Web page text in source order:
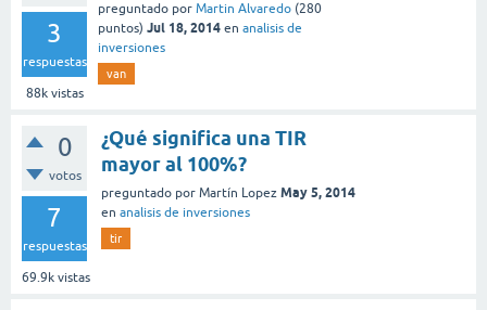
3
respuestas
88kvistas
preguntado por Martin Alvaredo (280
puntos) Jul 18, 2014 en analisis de
inversiones
van
0
votos
7
respuestas
69.9k vistas
¿Qué significa una TIR
mayor al 100%?
preguntado por Martín Lopez May 5, 2014
en analisis de inversiones
tir